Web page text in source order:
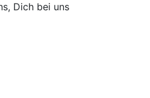
Dich bei uns